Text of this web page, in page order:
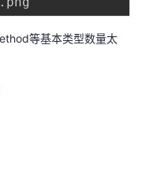
等基本类型数量太